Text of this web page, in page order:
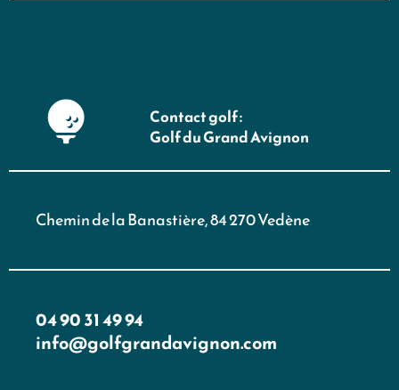
Contact golf :
Golf du Grand Avignon
Chemin de la Banastière, 84 270 Vedène
04 90 31 49 94
info@golfgrandavignon.com